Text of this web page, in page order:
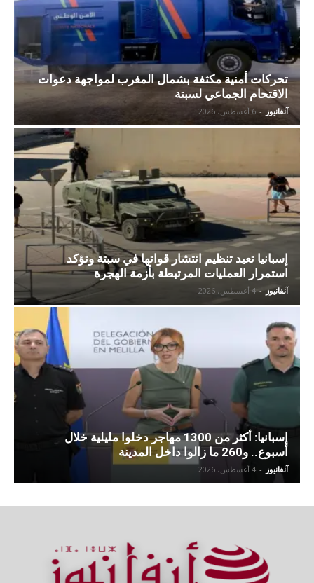
تحركات أمنية مكثفة بشمال المغرب لمواجهة دعوات
الاقتحام الجماعي لسبتة
آنفانيوز - 6 أغسطس، 2026
إسبانيا تعيد تنظيم انتشار قواتها في سبتة وتؤكد
استمرار العمليات المرتبطة بأزمة الهجرة
آنفانيوز - 4 أغسطس، 2026
إسبانيا: أكثر من 1300 مهاجر دخلوا مليلية خلال
أسبوع.. و260 ما زالوا داخل المدينة
آنفانيوز - 4 أغسطس، 2026